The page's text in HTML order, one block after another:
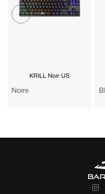
KRILL Noir US
Noire